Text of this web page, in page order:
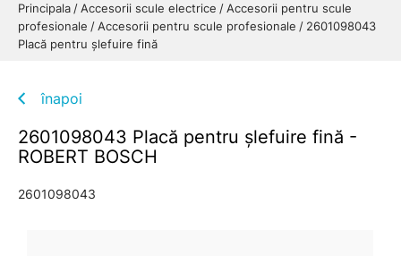
Principala Accesorii scule electrice
Accesorii pentru scule
profesionale
Accesorii pentru scule profesionale
2601098043
Placă pentru şlefuire fină
înapoi
2601098043 Placă pentru şlefuire fină -
ROBERT BOSCH
2601098043